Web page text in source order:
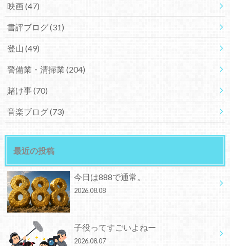
映画(47)
書評ブログ(31)
登山 (49)
警備業・清掃業 (204)
賭け事(70)
音楽ブログ(73)
最近の投稿
今日は888で通常。
2026.08.08
子役ってすごいよねー
2026.08.07